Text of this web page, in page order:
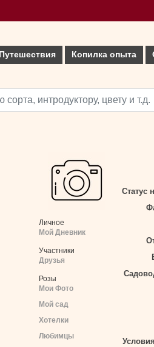
Путешествия Копилка опыта
Личное
Мой Дневник
Участники
Друзья
Розы
Мои Фото
Мой сад
Хотелки
Любимцы
Статус